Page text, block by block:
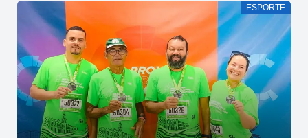
ESPORTE